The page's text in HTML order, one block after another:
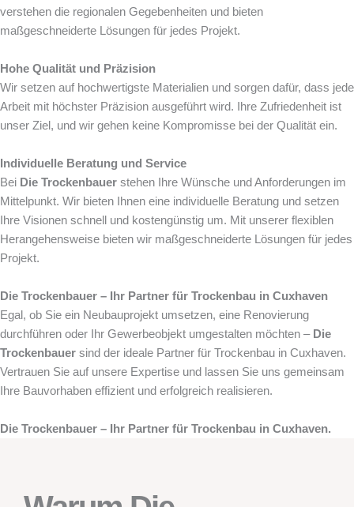
verstehen die regionalen Gegebenheiten und bieten
maßgeschneiderte Lösungen für jedes Projekt.
Hohe Qualität und Präzision
Wir setzen auf hochwertigste Materialien und sorgen dafür, dass jede
Arbeit mit höchster Präzision ausgeführt wird. Ihre Zufriedenheit ist
unser Ziel, und wir gehen keine Kompromisse bei der Qualität ein.
Individuelle Beratung und Service
Bei Die Trockenbauer stehen Ihre Wünsche und Anforderungen im
Mittelpunkt. Wir bieten Ihnen eine individuelle Beratung und setzen
Ihre Visionen schnell und kostengünstig um. Mit unserer flexiblen
Herangehensweise bieten wir maßgeschneiderte Lösungen für jedes
Projekt.
Die Trockenbauer – Ihr Partner für Trockenbau in Cuxhaven
Egal, ob Sie ein Neubauprojekt umsetzen, eine Renovierung
durchführen oder Ihr Gewerbeobjekt umgestalten möchten – Die
Trockenbauer sind der ideale Partner für Trockenbau in Cuxhaven.
Vertrauen Sie auf unsere Expertise und lassen Sie uns gemeinsam
Ihre Bauvorhaben effizient und erfolgreich realisieren.
Die Trockenbauer – Ihr Partner für Trockenbau in Cuxhaven.